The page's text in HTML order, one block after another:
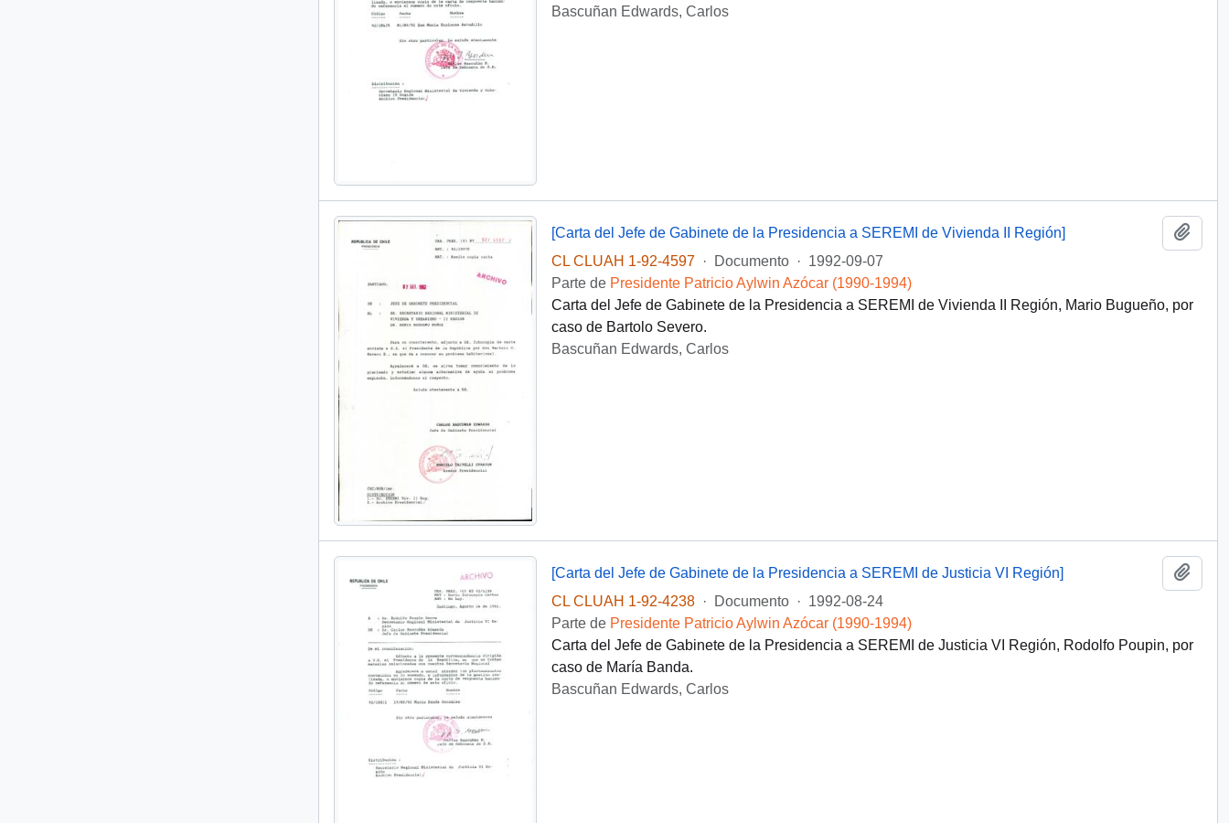
Bascuñan Edwards, Carlos
[Carta del Jefe de Gabinete de la Presidencia a SEREMI de Vivienda II Región]
CL CLUAH 1-92-4597
· Documento · 1992-09-07
Parte de Presidente Patricio Aylwin Azócar (1990-1994)
Carta del Jefe de Gabinete de la Presidencia a SEREMI de Vivienda II Región, Mario Bugueño, por
caso de Bartolo Severo.
Bascuñan Edwards, Carlos
[Carta del Jefe de Gabinete de la Presidencia a SEREMI de Justicia VI Región]
CL CLUAH 1-92-4238
· Documento · 1992-08-24
Parte de Presidente Patricio Aylwin Azócar (1990-1994)
Carta del Jefe de Gabinete de la Presidencia a SEREMI de Justicia VI Región, Rodolfo Poupin, por
caso de María Banda.
Bascuñan Edwards, Carlos